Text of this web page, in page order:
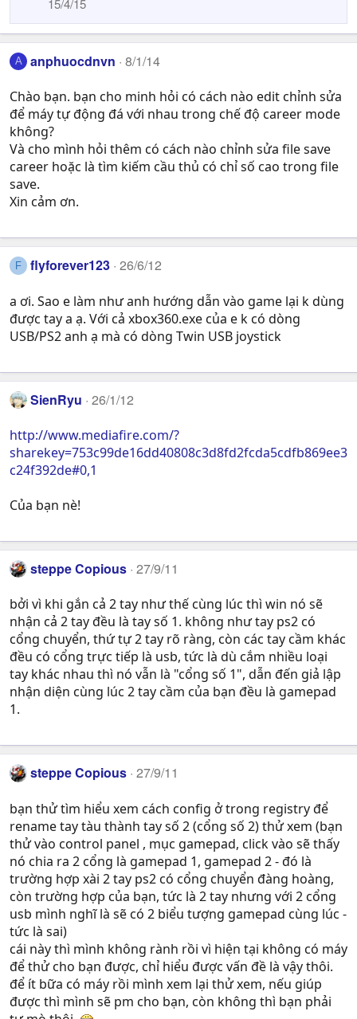
15/4/15
A anphuocdnvn 8/1/14
Chào bạn. bạn cho minh hỏi có cách nào edit chỉnh sửa
để máy tự động đá với nhau trong chế độ career mode
không?
Và cho mình hỏi thêm có cách nào chỉnh sửa file save
career hoặc là tìm kiếm cầu thủ có chỉ số cao trong file
save.
Xin cảm ơn.
F flyforever123 26/6/12
a ơi. Sao e làm như anh hướng dẫn vào game lại k dùng
được tay a ạ. Với cả xbox360.exe của e k có dòng
USB/PS2 anh ạ mà có dòng Twin USB joystick
SienRyu 26/1/12
http://www.mediafire.com/?
sharekey=753c99de16dd40808c3d8fd2fcda5cdfb869ee3
c24f392de#0,1
Của bạn nè!
steppe Copious 27/9/11
bởi vì khi gắn cả 2 tay như thế cùng lúc thì win nó sẽ
nhận cả 2 tay đều là tay số 1. không như tay ps2 có
cổng chuyển, thứ tự 2 tay rõ ràng, còn các tay cầm khác
đều có cổng trực tiếp là usb, tức là dù cắm nhiều loại
tay khác nhau thì nó vẫn là "cổng số 1", dẫn đến giả lập
nhận diện cùng lúc 2 tay cầm của bạn đều là gamepad
1.
steppe Copious 27/9/11
bạn thử tìm hiểu xem cách config ở trong registry để
rename tay tàu thành tay số 2 (cổng số 2) thử xem (bạn
thử vào control panel , mục gamepad, click vào sẽ thấy
nó chia ra 2 cổng là gamepad 1, gamepad 2 - đó là
trường hợp xài 2 tay ps2 có cổng chuyển đàng hoàng,
còn trường hợp của bạn, tức là 2 tay nhưng với 2 cổng
usb mình nghĩ là sẽ có 2 biểu tượng gamepad cùng lúc -
tức là sai)
cái này thì mình không rành rồi vì hiện tại không có máy
để thử cho bạn được, chỉ hiểu được vấn đề là vậy thôi.
để ít bữa có máy rồi mình xem lại thử xem, nếu giúp
được thì mình sẽ pm cho bạn, còn không thì bạn phải